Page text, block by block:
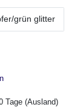
grün glitter
Tage (Ausland)